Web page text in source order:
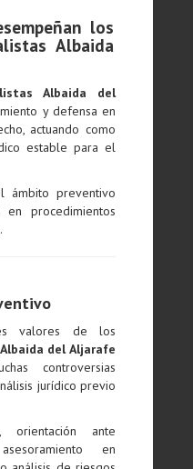
los
Albaida
Albaida del
y defensa en
actuando como
estable para el
ámbito preventivo
procedimientos
valores de los
del Aljarafe
controversias
jurídico previo
orientación ante
en